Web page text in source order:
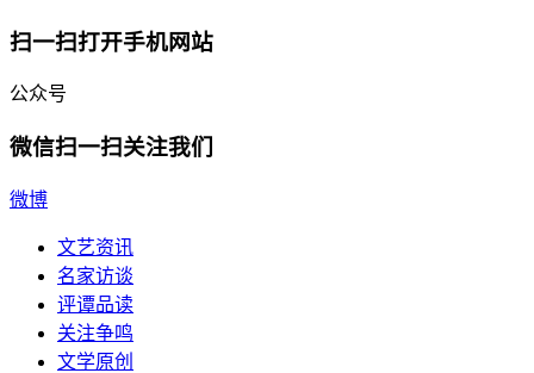
扫一扫打开手机网站
公众号
微信扫一扫关注我们
微博
文艺资讯
名家访谈
评谭品读
关注争鸣
文学原创